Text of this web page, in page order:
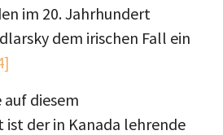
im 20. Jahrhundert
dem irischen Fall ein
auf diesem
ist der in Kanada lehrende